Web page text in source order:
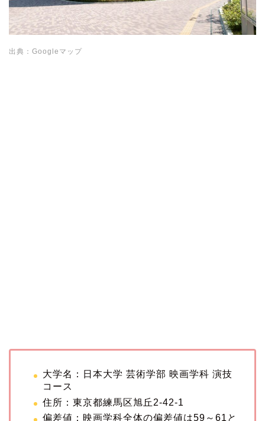
出典：Googleマップ
大学名：日本大学 芸術学部 映画学科 演技
コース
住所：東京都練馬区旭丘2-42-1
偏差値：映画学科全体の偏差値は59～61と